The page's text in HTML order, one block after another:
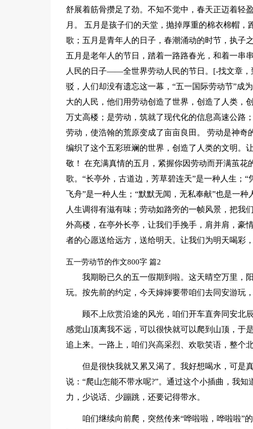
舒展着筋骨攒足了劲。不知不觉中，春天正迈着
月。 五月是孩子们的天堂，抛掉厚重的棉衣棉帽
歌；五月是青年人的日子，春潮涌动的时节，执子
五月是老年人的节日，踏着一路路春光，和着一
人民的日子——全世界劳动人民的节日。[-找文章
驳，人们却没有遗忘这一幕，“五一国际劳动节”成
大的人民，他们用劳动创造了世界，创造了人类，
万丈高楼；是劳动，筑就了现代化的信息高速公路
劳动，使浩翰的荒原变成了亩亩良田。 劳动是神奇
编织了这个五彩班斓的世界，创造了人类的文明。
敬！ 在充满真情的五月，紧握你因劳动而开满茧
歌。“长亭外，古道边，芳草碧连天”是一种人生；
飞舟”是一种人生；“默默无闻，无私奉献”也是一
人生调得有滋有味；劳动如路旁的一帧风景，把我
外高楼，在亭外长亭，让我们手挽手，肩并肩，豪
者的心愿送给远方，送给明天。让我们为明天喝彩
五一劳动节的作文800字 篇2
我期盼已久的五一假期到啦。这天晴空万里，
玩。按先前的约定，今天婶婶要带咱们去同安游玩
顾不上欣赏沿途的风光，咱们开车直奔同安北
感觉山顶离我不远，可以很快就可以爬到山顶，于
追上来。一路上，咱们兴高采烈、欢歌笑语，整个
但是很快我就又累又渴了。我好想喝水，可是
说：“爬山怎能不带水呢?”。通过这个小插曲，我
力，少说话、少蹦跳，还要记得带水。
咱们继续向前爬，突然传来“哗啦啦，哗啦啦”